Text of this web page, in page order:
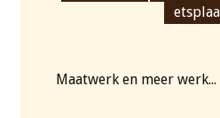
Maatwerk en meer werk...